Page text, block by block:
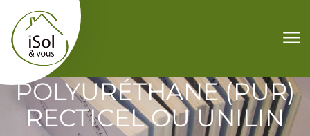
Aller au contenu
POLYURÉTHANE (PUR)
RECTICEL OU UNILIN